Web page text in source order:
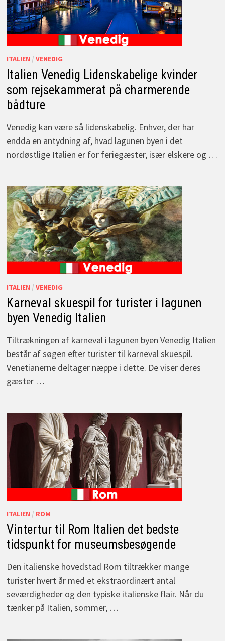
ITALIEN / VENEDIG
Italien Venedig Lidenskabelige kvinder
som rejsekammerat på charmerende
bådture
Venedig kan være så lidenskabelig. Enhver, der har
endda en antydning af, hvad lagunen byen i det
nordøstlige Italien er for feriegæster, især elskere og …
ITALIEN / VENEDIG
Karneval skuespil for turister i lagunen
byen Venedig Italien
Tiltrækningen af karneval i lagunen byen Venedig Italien
består af søgen efter turister til karneval skuespil.
Venetianerne deltager næppe i dette. De viser deres
gæster …
ITALIEN / ROM
Vintertur til Rom Italien det bedste
tidspunkt for museumsbesøgende
Den italienske hovedstad Rom tiltrækker mange
turister hvert år med et ekstraordinært antal
seværdigheder og den typiske italienske flair. Når du
tænker på Italien, sommer, …